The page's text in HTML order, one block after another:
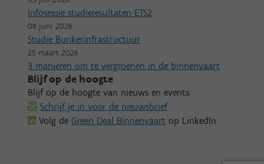
Infosessie studieresultaten ETS2
08 juni 2026
Studie Bunkerinfrastructuur
25 maart 2026
3 manieren om te vergroenen in de binnenvaart
Blijf op de hoogte
Blijf op de hoogte van nieuws en events:
Schrijf je in voor de nieuwsbrief
Volg deGreen Deal Binnenvaart op LinkedIn